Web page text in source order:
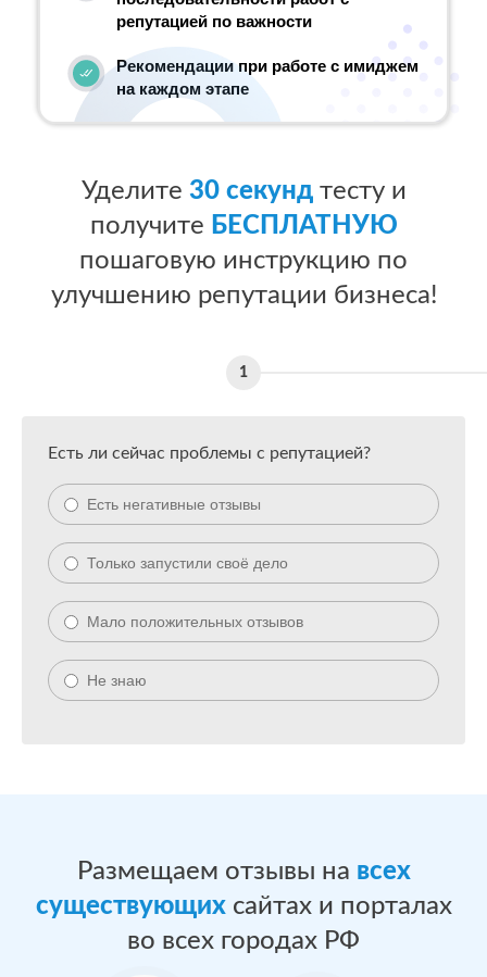
репутацией по важности
Рекомендации при работе с имиджем
на каждом этапе
Уделите 30 секундтесту и
получите БЕСПЛАТНУЮ
пошаговую инструкцию по
улучшению репутации бизнеса!
Есть ли сейчас проблемы с репутацией?
Есть негативные отзывы
Только запустили своё дело
Мало положительных отзывов
Не знаю
Размещаем отзывы на всех
существующихсайтах и порталах
во всех городах РФ